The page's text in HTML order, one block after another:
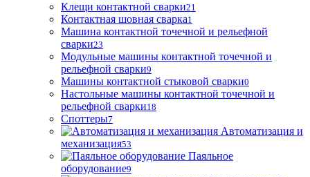
Клещи контактной сварки21
Контактная шовная сварка1
Машина контактной точечной и рельефной
сварки23
Модульные машины контактной точечной и
рельефной сварки9
Машины контактной стыковой сварки0
Настольные машины контактной точечной и
рельефной сварки18
Споттеры7
Автоматизация и
механизация53
Паяльное
оборудование9